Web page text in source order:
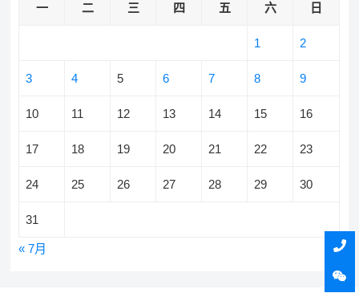
一 二 三 四 五 六 日
1 2
3 4 5 6 7 8 9
10 11 12 13 14 15 16
17 18 19 20 21 22 23
24 25 26 27 28 29 30
31
« 7月